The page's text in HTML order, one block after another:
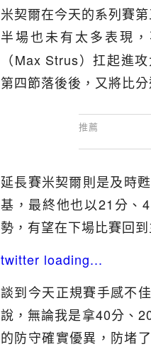
米契爾在今天的系列賽
半場也未有太多表現
（Max Strus）扛起進
第四節落後後，又將比
延長賽米契爾則是及時
基，最終他也以21分、
勢，有望在下場比賽回
twitter loading...
談到今天正規賽手感不
說，無論我是拿40分、
的防守確實優異，防堵